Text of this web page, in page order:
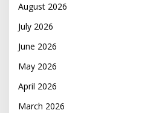
August 2026
July 2026
June 2026
May 2026
April 2026
March 2026